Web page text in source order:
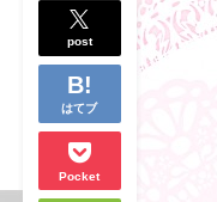
post
はてブ
Pocket